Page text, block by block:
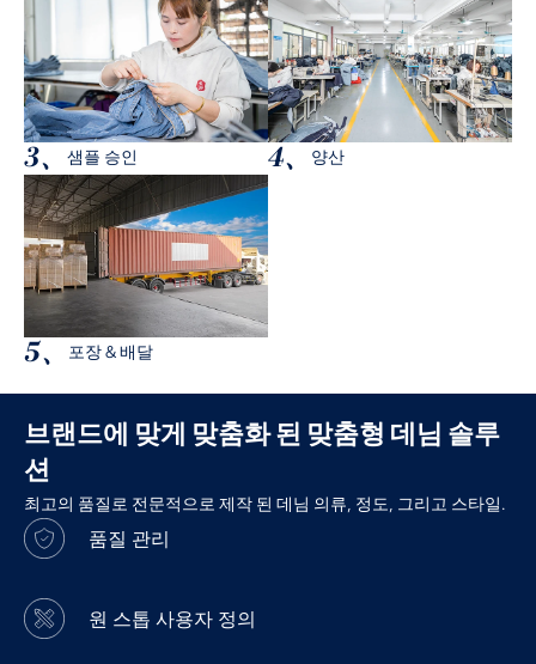
3、 샘플 승인 4、 양산
5、 포장 & 배달
브랜드에 맞게 맞춤화 된 맞춤형 데님 솔루
션
최고의 품질로 전문적으로 제작 된 데님 의류, 정도, 그리고 스타일.
품질 관리
원 스톱 사용자 정의